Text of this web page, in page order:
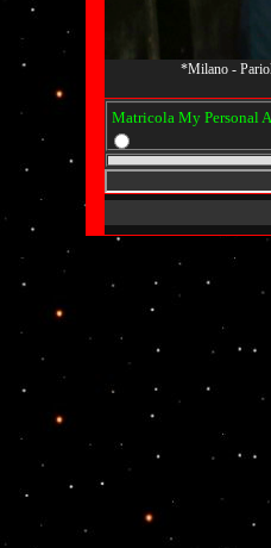
*Milano -
Matricola My Personal